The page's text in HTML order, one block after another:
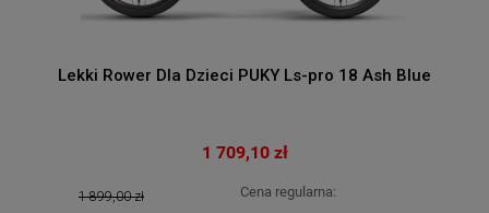
Lekki Rower Dla Dzieci PUKY Ls-pro 18 Ash Blue
1 709,10 zł
Cena regularna:
1 899,00 zł